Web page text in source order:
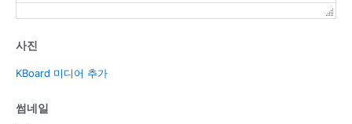
사진
KBoard 미디어 추가
썸네일